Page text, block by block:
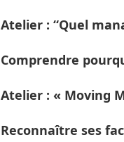
Atelier : “Quel
Comprendre
Atelier : « Moving
Reconnaître ses